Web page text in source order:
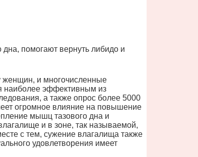
помогают вернуть либидо и
женщин, и многочисленные
наиболее эффективным из
а также опрос более 5000
огромное влияние на повышение
мышц тазового дна и
и в зоне, так называемой,
с тем, сужение влагалища также
удовлетворения имеет